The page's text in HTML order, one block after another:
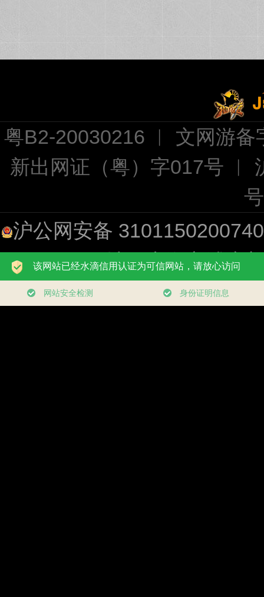
粤B2-20030216 ︱ 文网游
新出网证（粤）字017号 ︱
沪公网安备
址：上海市浦东